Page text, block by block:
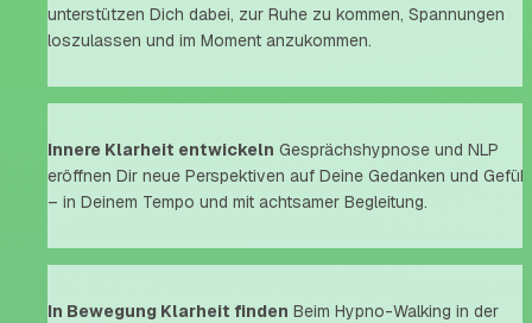
unterstützen Dich dabei, zur Ruhe zu kommen, Spannungen
loszulassen und im Moment anzukommen.
Innere Klarheit entwickeln Gesprächshypnose und NLP
eröffnen Dir neue Perspektiven auf Deine Gedanken und
– in Deinem Tempo und mit achtsamer Begleitung.
In Bewegung Klarheit finden Beim Hypno-Walking in der